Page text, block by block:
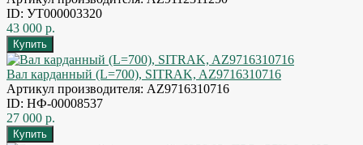
ID: УТ000003320
43 000 р.
Вал карданный (L=700), SITRAK, AZ9716310716
Артикул производителя: AZ9716310716
ID: НФ-00008537
27 000 р.